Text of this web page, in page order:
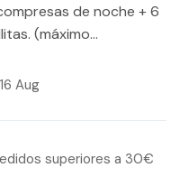
de noche + 6
(máximo...
Aug
superiores a 30€